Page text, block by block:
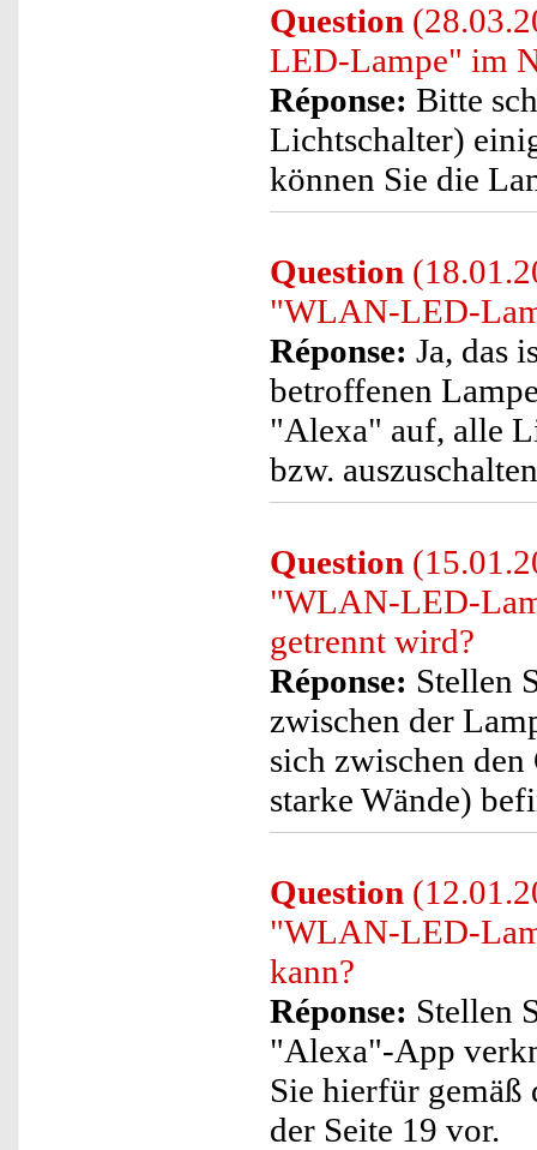
Question
LED-Lampe" im
Réponse: Bitte
Lichtschalter)
können Sie die
Question
"WLAN-LED-
Réponse: Ja, das
betroffenen
"Alexa" auf, alle
bzw.
Question
"WLAN-LED-
getrennt wird?
Réponse: Stellen
zwischen der
sich zwischen
starke Wände)
Question
"WLAN-LED-
kann?
Réponse: Stellen
"Alexa"-App
Sie hierfür gemäß
der Seite 19 vor.